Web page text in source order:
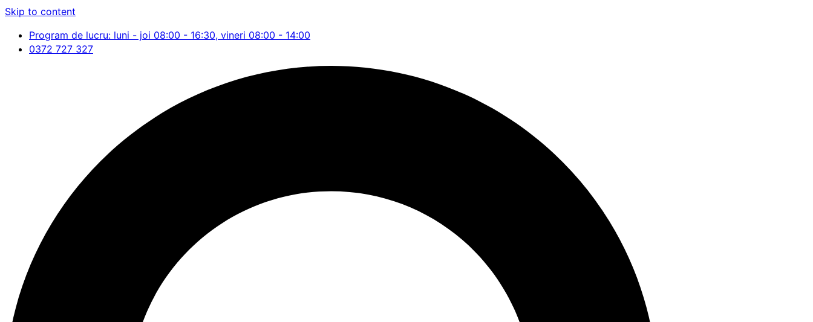
Skip to content
Program de lucru: luni - joi 08:00 - 16:30, vineri 08:00 - 14:00
0372 727 327